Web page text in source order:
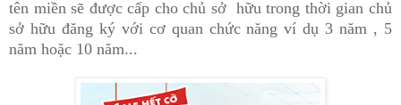
tên miền sẽ được cấp cho chủ sở hữu trong thời gian chủ
sở hữu đăng ký với cơ quan chức năng ví dụ 3 năm , 5
năm hoặc 10 năm...